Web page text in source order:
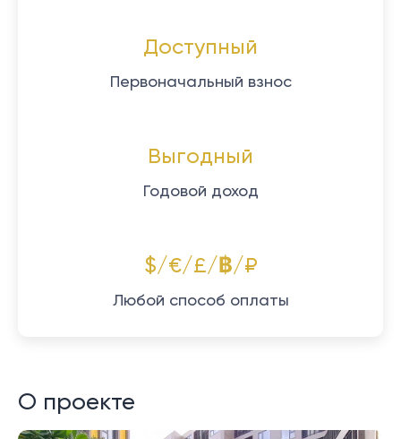
Доступный
Первоначальный взнос
Выгодный
Годовой доход
$/€/£/฿/₽
Любой способ оплаты
О проекте